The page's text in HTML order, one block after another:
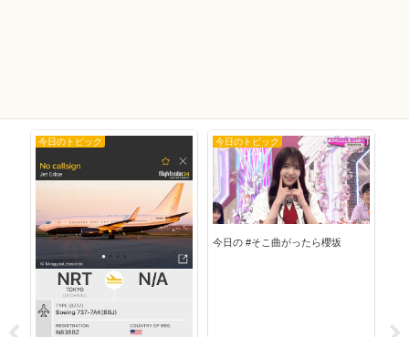
今日のトピック 今日のトピック
今日の #そこ曲がったら櫻坂